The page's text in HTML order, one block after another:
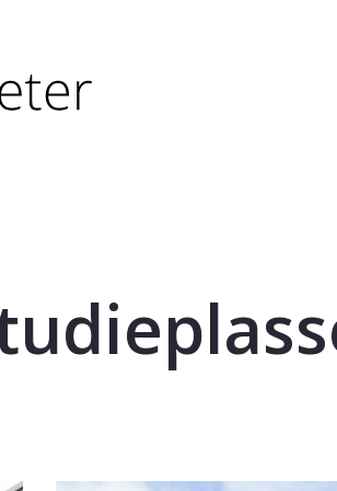
eller - (minus) for å forminske.
eller - (minus) for å